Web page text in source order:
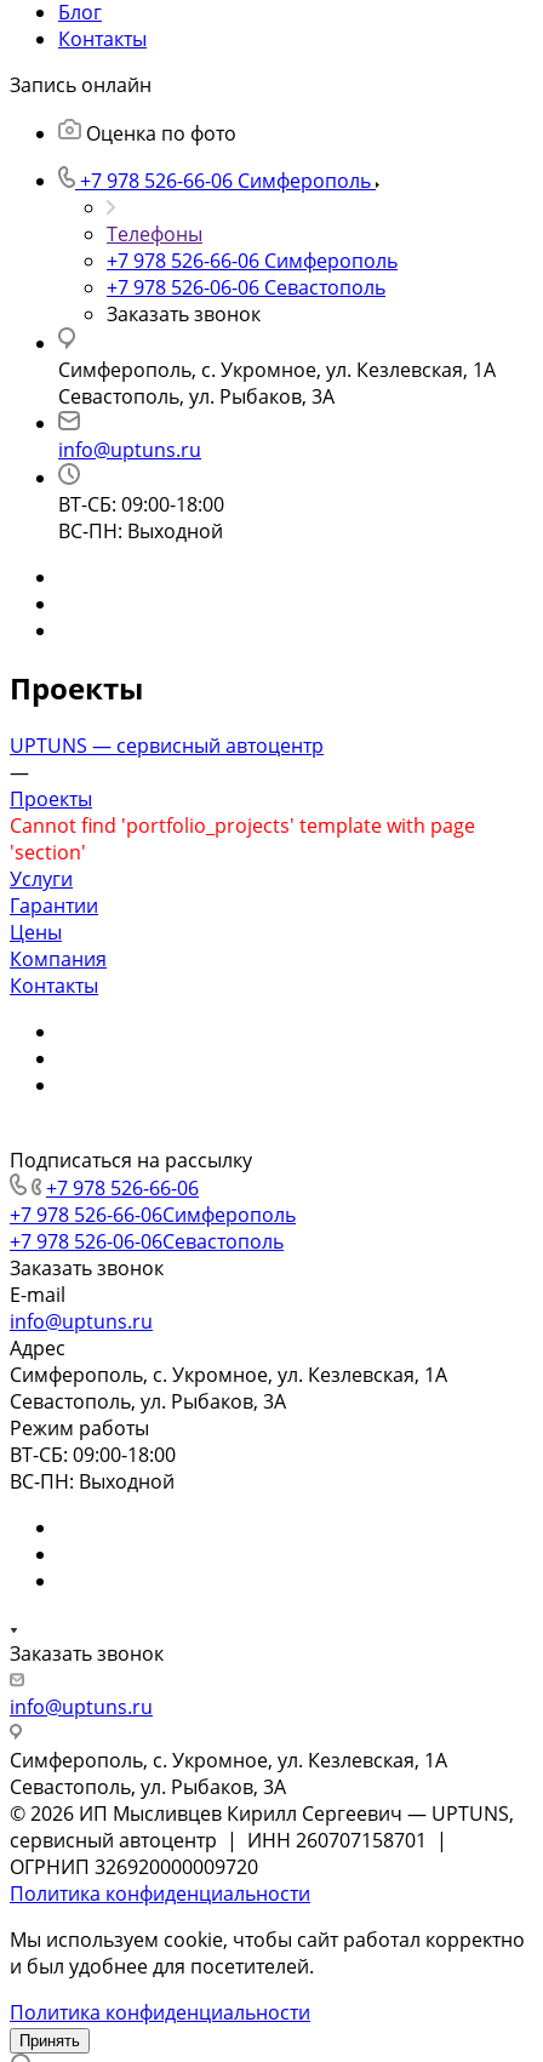
Блог
Контакты
Запись онлайн
Оценка по фото
+7 978 526-66-06 Симферополь
Телефоны
+7 978 526-66-06 Симферополь
+7 978 526-06-06 Севастополь
Заказать звонок
Симферополь, с. Укромное, ул. Кезлевская, 1А
Севастополь, ул. Рыбаков, 3А
info@uptuns.ru
ВТ-СБ: 09:00-18:00
ВС-ПН: Выходной
Проекты
UPTUNS — сервисный автоцентр
—
Проекты
Cannot find 'portfolio_projects' template with page
'section'
Услуги
Гарантии
Цены
Компания
Контакты
Подписаться на рассылку
+7 978 526-66-06
+7 978 526-66-06Симферополь
+7 978 526-06-06Севастополь
Заказать звонок
E-mail
info@uptuns.ru
Адрес
Симферополь, с. Укромное, ул. Кезлевская, 1А
Севастополь, ул. Рыбаков, 3А
Режим работы
ВТ-СБ: 09:00-18:00
ВС-ПН: Выходной
Заказать звонок
info@uptuns.ru
Симферополь, с. Укромное, ул. Кезлевская, 1А
Севастополь, ул. Рыбаков, 3А
© 2026 ИП Мысливцев Кирилл Сергеевич — UPTUNS,
сервисный автоцентр | ИНН 260707158701 |
ОГРНИП 326920000009720
Политика конфиденциальности
Мы используем cookie, чтобы сайт работал корректно
и был удобнее для посетителей.
Политика конфиденциальности
Принять